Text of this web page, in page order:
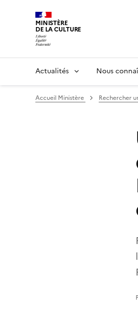
MINISTÈRE
DE LA CULTURE
Actualités Nous
Accueil Ministère Rechercher